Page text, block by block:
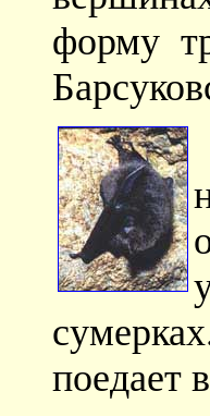
форму
поедает